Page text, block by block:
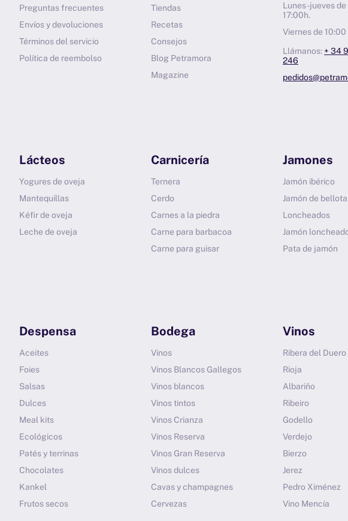
Preguntas frecuentes
Envíos y devoluciones
Términos del servicio
Política de reembolso
Tiendas
Recetas
Consejos
Blog Petramora
Magazine
Lunes-jueves de
17:00h.
Viernes de 10:00
Llámanos: + 34
246
Lácteos
Yogures de oveja
Mantequillas
Kéfir de oveja
Leche de oveja
Carnicería
Ternera
Cerdo
Carnes a la piedra
Carne para barbacoa
Carne para guisar
Jamones
Jamón ibérico
Jamón de bellota
Loncheados
Jamón
Pata de jamón
Despensa
Aceites
Foies
Salsas
Dulces
Meal kits
Ecológicos
Patés y terrinas
Chocolates
Kankel
Frutos secos
Bodega
Vinos
Vinos Blancos Gallegos
Vinos blancos
Vinos tintos
Vinos Crianza
Vinos Reserva
Vinos Gran Reserva
Vinos dulces
Cavas y champagnes
Cervezas
Vinos
Ribera del Duero
Rioja
Albariño
Ribeiro
Godello
Verdejo
Bierzo
Jerez
Pedro Ximénez
Vino Mencía